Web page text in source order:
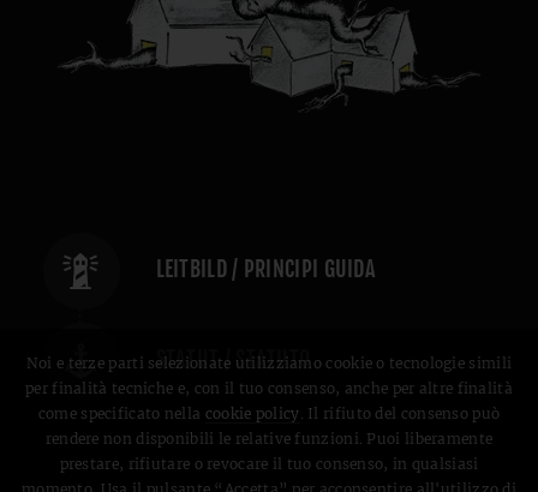
LEITBILD / PRINCIPI GUIDA
STATUT / STATUTO
Noi e terze parti selezionate utilizziamo cookie o tecnologie simili
per finalità tecniche e, con il tuo consenso, anche per altre finalità
come specificato nella cookie policy. Il rifiuto del consenso può
rendere non disponibili le relative funzioni. Puoi liberamente
prestare, rifiutare o revocare il tuo consenso, in qualsiasi